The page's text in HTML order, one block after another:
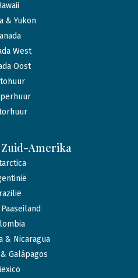
& Yukon
West
Oost
Amerika
& Nicaragua
Galápagos